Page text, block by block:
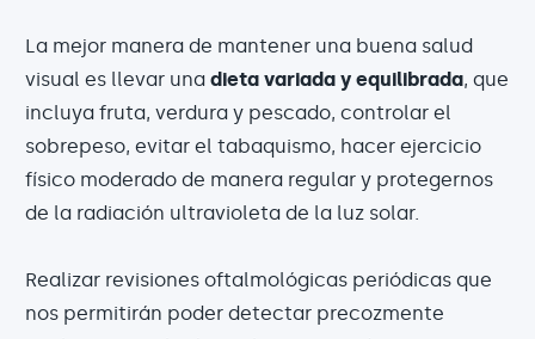
La mejor manera de mantener una buena salud
visual es llevar una dieta variada y equilibrada, que
incluya fruta, verdura y pescado, controlar el
sobrepeso, evitar el tabaquismo, hacer ejercicio
físico moderado de manera regular y protegernos
de la radiación ultravioleta de la luz solar.
Realizar revisiones oftalmológicas periódicas que
nos permitirán poder detectar precozmente